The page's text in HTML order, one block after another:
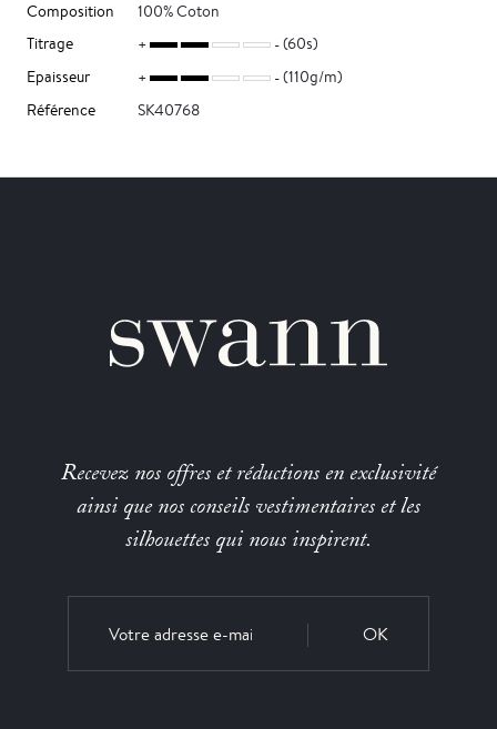
Composition
100% Coton
Titrage
(60s)
Epaisseur
(110g/m)
Référence
SK40768
Recevez nos offres et réductions en exclusivité
ainsi que nos conseils vestimentaires et les
silhouettes qui nous inspirent.
OK